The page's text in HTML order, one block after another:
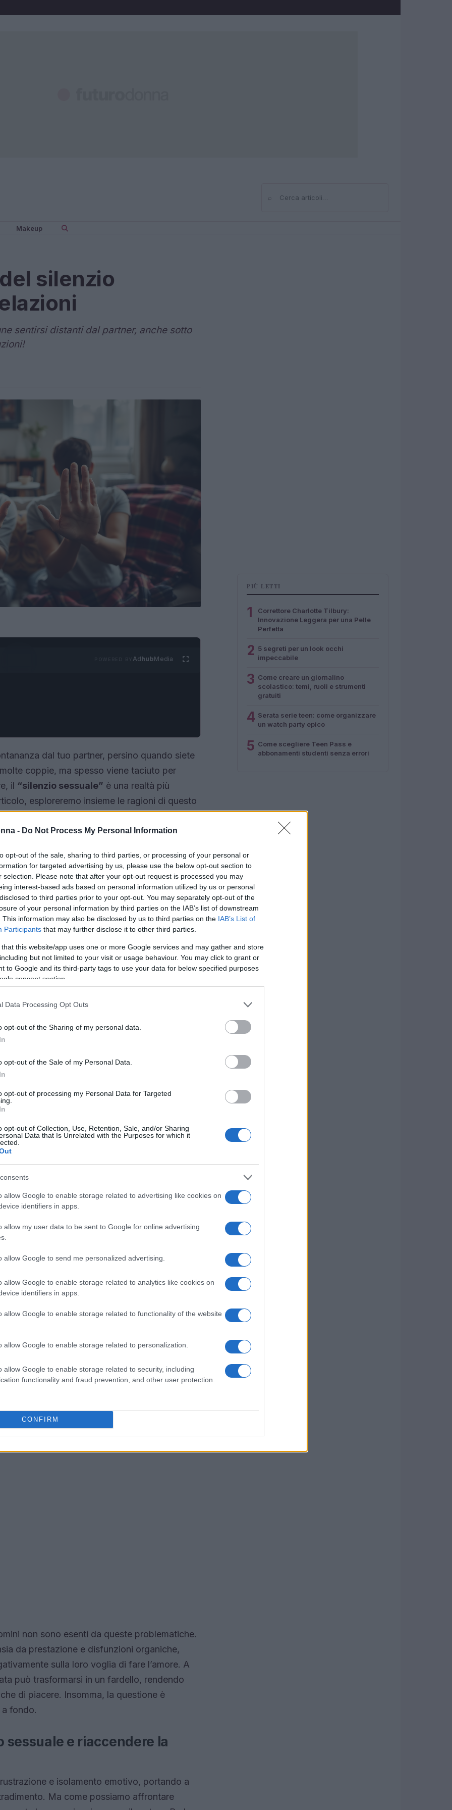
- Do Not Process My Personal Information
opt-out of the sale, sharing to third parties, or processing of your personal or
for targeted advertising by us, please use the below opt-out section to
selection. Please note that after your opt-out request is processed you may
interest-based ads based on personal information utilized by us or personal
to third parties prior to your opt-out. You may separately opt-out of the
of your personal information by third parties on the IAB’s list of downstream
This information may also be disclosed by us to third parties on the IAB’s List of
Participants that may further disclose it to other third parties.
that this website/app uses one or more Google services and may gather and store
but not limited to your visit or usage behaviour. You may click to grant or
to Google and its third-party tags to use your data for below specified purposes
consent section.
Data Processing Opt Outs
opt-out of the Sharing of my personal data.
opt-out of the Sale of my Personal Data.
opt-out of processing my Personal Data for Targeted
opt-out of Collection, Use, Retention, Sale, and/or Sharing
Data that Is Unrelated with the Purposes for which it
allow Google to enable storage related to advertising like cookies on
identifiers in apps.
allow my user data to be sent to Google for online advertising
allow Google to send me personalized advertising.
allow Google to enable storage related to analytics like cookies on
identifiers in apps.
allow Google to enable storage related to functionality of the website
allow Google to enable storage related to personalization.
allow Google to enable storage related to security, including
functionality and fraud prevention, and other user protection.
CONFIRM
⌕Cerca
Makeup
silenzio
sentirsi distanti dal partner, anche sotto
AdhubMedia
dal tuo partner, persino quando siete
coppie, ma spesso viene taciuto per
il “silenzio sessuale” è una realtà più
esploreremo insieme le ragioni di questo
per ritrovare l’intimità perduta. Ti
donne, sia dal punto di vista fisiologico che
come si manifesta
coppia smette di comunicare riguardo al
intimi. Può succedere per scelta, ma
Ti sei mai chiesto se si possa
risposta può variare: alcune coppie vivono
mentre per altre il calo del desiderio è un
ignorato.
essere molteplici. Stress, routine, traumi
influenzare drasticamente il desiderio
sesso come un dovere piuttosto che un
di energia può portare a una vera e
Ma come possiamo affrontare questa
un viaggio tra emozioni e
momenti critici legati agli ormoni, come
possono influenzare profondamente il
anticoncezionale può modificare il bilancio
libido. E che dire degli eventi della vita,
dinamiche relazionali e la percezione della
dall’intimità.
non sono esenti da queste problematiche.
da prestazione e disfunzioni organiche,
sulla loro voglia di fare l’amore. A
può trasformarsi in un fardello, rendendo
di piacere. Insomma, la questione è
fondo.
e riaccendere la
e isolamento emotivo, portando a
Ma come possiamo affrontare
PIÙ LETTI
1
Correttore Charlotte Tilbury:
Innovazione Leggera per una Pelle
Perfetta
2 5 segreti per un look occhi
impeccabile
3 Come creare un giornalino
scolastico: temi, ruoli e strumenti
gratuiti
4 Serata serie teen: come organizzare
un watch party epico
5 Come scegliere Teen Pass e
abbonamenti studenti senza errori